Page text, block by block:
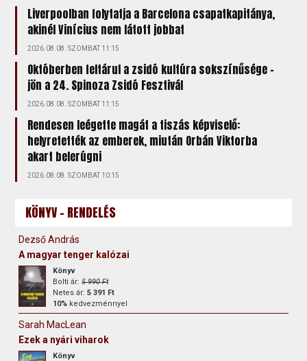
Liverpoolban folytatja a Barcelona csapatkapitánya,
akinél Vinícius nem látott jobbat
2026.08.08. SZOMBAT 11:15
Októberben feltárul a zsidó kultúra sokszínűsége –
jön a 24. Spinoza Zsidó Fesztivál
2026.08.08. SZOMBAT 11:15
Rendesen leégette magát a tiszás képviselő:
helyretették az emberek, miután Orbán Viktorba
akart belerúgni
2026.08.08. SZOMBAT 10:15
KÖNYV - RENDELÉS
Dezső András
A magyar tenger kalózai
Könyv
Bolti ár:5 990 Ft
Netes ár:5 391 Ft
10% kedvezménnyel
Sarah MacLean
Ezek a nyári viharok
Könyv